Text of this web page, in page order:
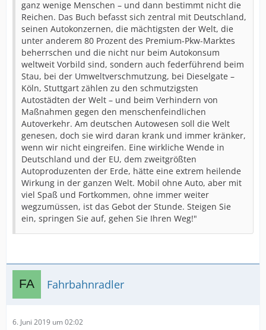
ganz wenige Menschen – und dann bestimmt nicht die
Reichen. Das Buch befasst sich zentral mit Deutschland,
seinen Autokonzernen, die mächtigsten der Welt, die
unter anderem 80 Prozent des Premium-Pkw-Marktes
beherrschen und die nicht nur beim Autokonsum
weltweit Vorbild sind, sondern auch federführend beim
Stau, bei der Umweltverschmutzung, bei Dieselgate –
Köln, Stuttgart zählen zu den schmutzigsten
Autostädten der Welt – und beim Verhindern von
Maßnahmen gegen den menschenfeindlichen
Autoverkehr. Am deutschen Autowesen soll die Welt
genesen, doch sie wird daran krank und immer kränker,
wenn wir nicht eingreifen. Eine wirkliche Wende in
Deutschland und der EU, dem zweitgrößten
Autoproduzenten der Erde, hätte eine extrem heilende
Wirkung in der ganzen Welt. Mobil ohne Auto, aber mit
viel Spaß und Fortkommen, ohne immer weiter
wegzumüssen, ist das Gebot der Stunde. Steigen Sie
ein, springen Sie auf, gehen Sie Ihren Weg!"
Fahrbahnradler
6. Juni 2019 um 02:02